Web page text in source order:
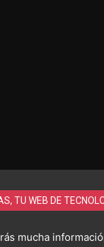
TU WEB DE
mucha